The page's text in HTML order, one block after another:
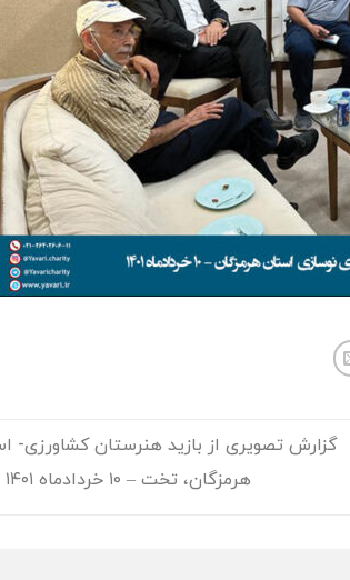
گزارش تصویری از بازید هنرستان کشاورزی-
هرمزگان، تخت – ۱۰ خردادماه ۱۴۰۱